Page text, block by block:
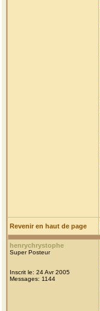
Revenir en haut de page
henrychrystophe
Super Posteur
Inscrit le: 24 Avr 2005
Messages: 1144